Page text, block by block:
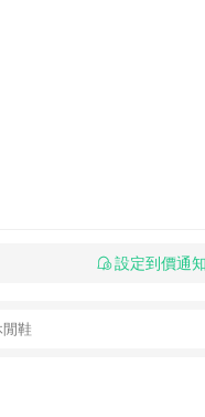
設定到價通知
鞋